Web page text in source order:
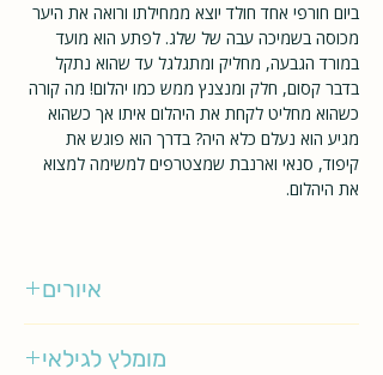
ביום חורפי אחד חולד יוצא ממחילתו ורואה את היער
מכוסה בשמיכה עבה של שלג. לפתע הוא מועד
במורד הגבעה, מחליק ומתגלגל עד שהוא נתקל
בדבר קסום, חלק ומנצנץ ממש כמו יהלום! מה קורה
כשהוא מחליט לקחת את היהלום איתו אך כשהוא
מגיע הוא נעלם כלא היה? בדרך הוא פוגש את
קיפוד, סנאי וארנבת שמצטרפים למשימה למצוא
את היהלום.
איורים
מומלץ לגילאי